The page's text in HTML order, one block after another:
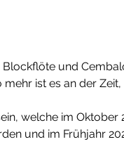
Blockflöte und
ist es an der
welche im Oktober
und im Frühjahr